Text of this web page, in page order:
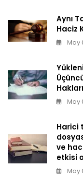
Aynı
Haciz
May
May
Harici
ve
etkisi
May